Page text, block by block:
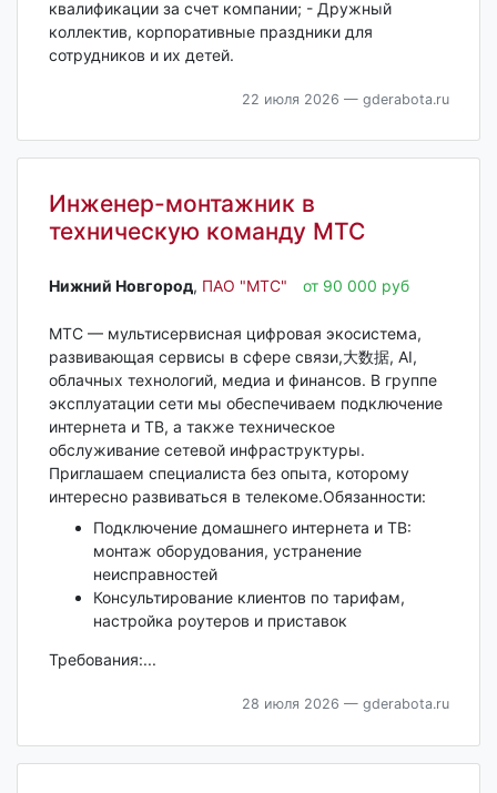
квалификации за счет компании; - Дружный
коллектив, корпоративные праздники для
сотрудников и их детей.
22 июля 2026 — gderabota.ru
Инженер-монтажник в
техническую команду МТС
Нижний Новгород‎, ПАО "МТС" от 90 000 руб
МТС — мультисервисная цифровая экосистема,
развивающая сервисы в сфере связи,大数据, AI,
облачных технологий, медиа и финансов. В группе
эксплуатации сети мы обеспечиваем подключение
интернета и ТВ, а также техническое
обслуживание сетевой инфраструктуры.
Приглашаем специалиста без опыта, которому
интересно развиваться в телекоме.Обязанности:
Подключение домашнего интернета и ТВ:
монтаж оборудования, устранение
неисправностей
Консультирование клиентов по тарифам,
настройка роутеров и приставок
Требования:...
28 июля 2026 — gderabota.ru